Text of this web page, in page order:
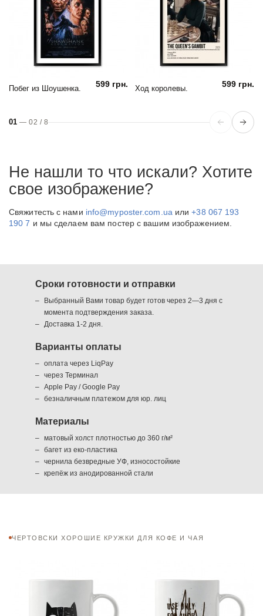
Побег из Шоушенка. 599 грн. Ход королевы. 599 грн.
01 —02 / 8
Не нашли то что искали? Хотите
свое изображение?
Свяжитесть с нами info@myposter.com.ua или+38 067 193
190 7 и мы сделаем вам постер с вашим изображением.
Сроки готовности и отправки
Выбранный Вами товар будет готов через 2—3 дня с
момента подтверждения заказа.
Доставка 1-2 дня.
Варианты оплаты
оплата через LiqPay
через Терминал
Apple Pay / Google Pay
безналичным платежом для юр. лиц
Материалы
матовый холст плотностью до 360 г/м²
багет из еко-пластика
чернила безвредные УФ, износостойкие
крепёж из анодированной стали
ЧЕРТОВСКИ ХОРОШИЕ КРУЖКИ ДЛЯ КОФЕ И ЧАЯ